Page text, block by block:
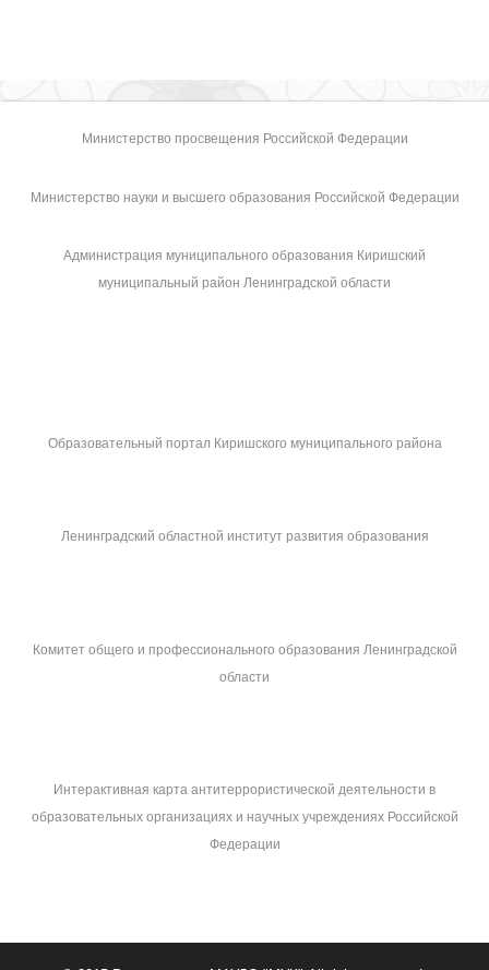
Министерство просвещения Российской Федерации
Министерство науки и высшего образования Российской Федерации
Администрация муниципального образования Киришский
муниципальный район Ленинградской области
Образовательный портал Киришского муниципального района
Ленинградский областной институт развития образования
Комитет общего и профессионального образования Ленинградской
области
Интерактивная карта антитеррористической деятельности в
образовательных организациях и научных учреждениях Российской
Федерации